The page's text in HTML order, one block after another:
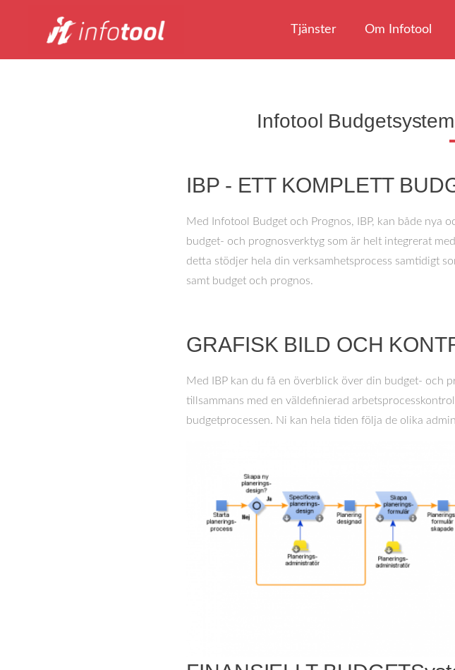
Tjänster Om Infotool
Infotool
IBP - ETT KOMPLETT
Med Infotool Budget och Prognos, IBP, kan både
budget- och prognosverktyg som är helt integrerat
detta stödjer hela din verksamhetsprocess samtidigt
samt budget och prognos.
GRAFISK BILD OCH
Med IBP kan du få en överblick över din budget- och
tillsammans med en väldefinierad
budgetprocessen. Ni kan hela tiden följa de olika